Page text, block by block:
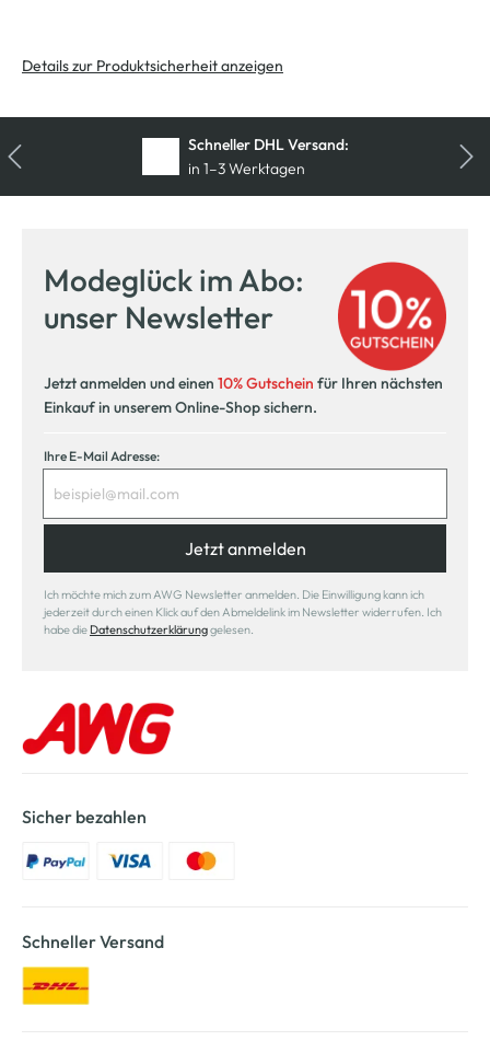
Details zur Produktsicherheit anzeigen
Kostenfreie Rücksendung
innerhalb 14 Tage
Modeglück im Abo:
unser Newsletter
Jetzt anmelden und einen 10% Gutschein für Ihren nächsten
Einkauf in unserem Online-Shop sichern.
Ihre E-Mail Adresse:
Jetzt anmelden
Ich möchte mich zum AWG Newsletter anmelden. Die Einwilligung kann ich
jederzeit durch einen Klick auf den Abmeldelink im Newsletter widerrufen. Ich
habe die Datenschutzerklärunggelesen.
Sicher bezahlen
Schneller Versand